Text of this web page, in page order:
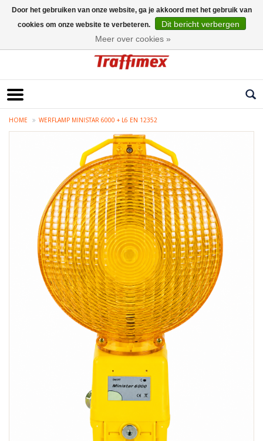
HOME WERFLAMP MINISTAR 6000 + L6 EN 12352
Door het gebruiken van onze website, ga je akkoord met het gebruik van
cookies om onze website te verbeteren.
Dit bericht verbergen
Meer over cookies »